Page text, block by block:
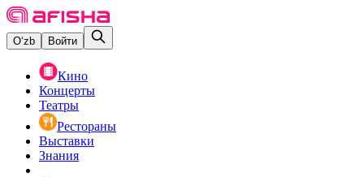
O‘zb Войти
Кино
Концерты
Театры
Рестораны
Выставки
Знания